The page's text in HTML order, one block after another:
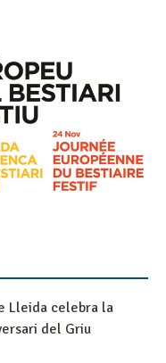
Lleida celebra la
del Griu